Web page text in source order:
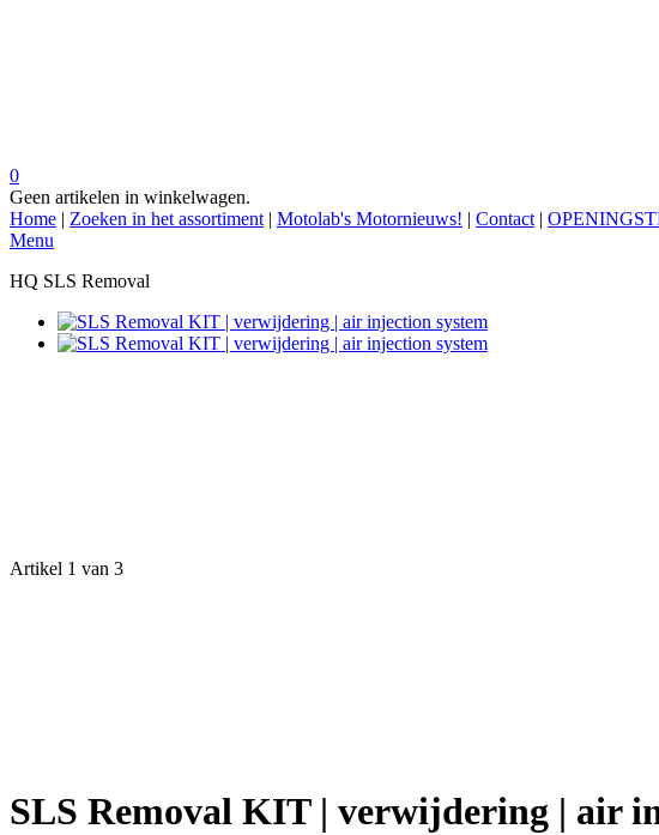
0
Geen artikelen in winkelwagen.
Home | Zoeken in het assortiment | Motolab's Motornieuws! | Contact |
Menu
HQ SLS Removal
Artikel 1 van 3
SLS Removal KIT | verwijdering | air